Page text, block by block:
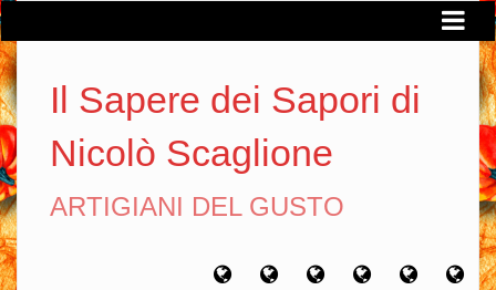
Il Sapere dei Sapori di
Nicolò Scaglione
ARTIGIANI DEL GUSTO
Home Chi
ArtigianiViaggi Filosofia